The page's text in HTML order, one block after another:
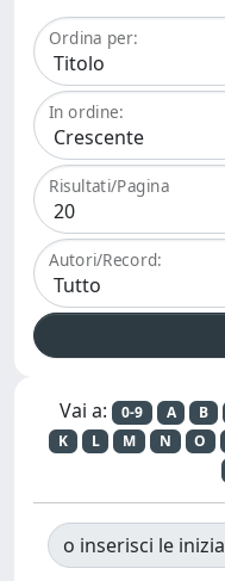
Ordina per:
In ordine:
Risultati/Pagina
Autori/Record:
Vai a: 0-9 A B
K
L M N O
o inserisci le